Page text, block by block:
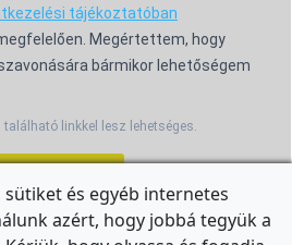
tájékoztatóban
Megértettem, hogy
bármikor lehetőségem
linkkel lesz lehetséges.
clickHERE.
és egyéb internetes
azért, hogy jobbá tegyük a